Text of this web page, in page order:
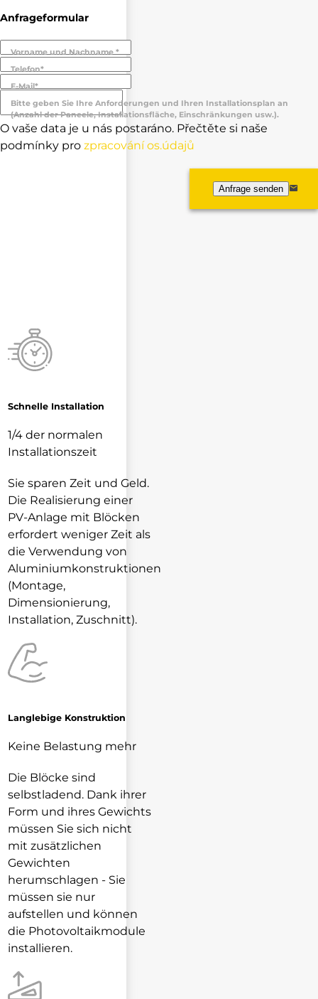
Anfrageformular
Vorname und Nachname *
Telefon*
E-Mail*
Bitte geben Sie Ihre Anforderungen und Ihren Installationsplan an
(Anzahl der Paneele, Installationsfläche, Einschränkungen usw.).
O vaše data je u nás postaráno. Přečtěte si naše
podmínky pro zpracování os.údajů
Schnelle Installation
1/4 der normalen
Installationszeit
Sie sparen Zeit und Geld.
Die Realisierung einer
PV-Anlage mit Blöcken
erfordert weniger Zeit als
die Verwendung von
Aluminiumkonstruktionen
(Montage,
Dimensionierung,
Installation, Zuschnitt).
Langlebige Konstruktion
Keine Belastung mehr
Die Blöcke sind
selbstladend. Dank ihrer
Form und ihres Gewichts
müssen Sie sich nicht
mit zusätzlichen
Gewichten
herumschlagen - Sie
müssen sie nur
aufstellen und können
die Photovoltaikmodule
installieren.